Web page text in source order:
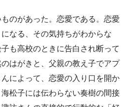
のがあった。恋愛である。恋愛
なる、その気持ちがわからな
も高校のときに告白され断って
はがきと、父親の教え子でアプ
によって、恋愛の入り口を開か
松子には伝わらない奏樹の間接